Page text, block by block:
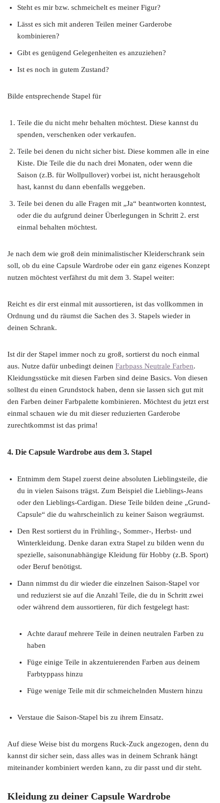
Steht es mir bzw. schmeichelt es meiner Figur?
Lässt es sich mit anderen Teilen meiner Garderobe
kombinieren?
Gibt es genügend Gelegenheiten es anzuziehen?
Ist es noch in gutem Zustand?
Bilde entsprechende Stapel für
Teile die du nicht mehr behalten möchtest. Diese kannst du
spenden, verschenken oder verkaufen.
Teile bei denen du nicht sicher bist. Diese kommen alle in eine
Kiste. Die Teile die du nach drei Monaten, oder wenn die
Saison (z.B. für Wollpullover) vorbei ist, nicht herausgeholt
hast, kannst du dann ebenfalls weggeben.
Teile bei denen du alle Fragen mit „Ja“ beantworten konntest,
oder die du aufgrund deiner Überlegungen in Schritt 2. erst
einmal behalten möchtest.
Je nach dem wie groß dein minimalistischer Kleiderschrank sein
soll, ob du eine Capsule Wardrobe oder ein ganz eigenes Konzept
nutzen möchtest verfährst du mit dem 3. Stapel weiter:
Reicht es dir erst einmal mit aussortieren, ist das vollkommen in
Ordnung und du räumst die Sachen des 3. Stapels wieder in
deinen Schrank.
Ist dir der Stapel immer noch zu groß, sortierst du noch einmal
aus. Nutze dafür unbedingt deinen Farbpass Neutrale Farben.
Kleidungsstücke mit diesen Farben sind deine Basics. Von diesen
solltest du einen Grundstock haben, denn sie lassen sich gut mit
den Farben deiner Farbpalette kombinieren. Möchtest du jetzt erst
einmal schauen wie du mit dieser reduzierten Garderobe
zurechtkommst ist das prima!
4. Die Capsule Wardrobe aus dem 3. Stapel
Entnimm dem Stapel zuerst deine absoluten Lieblingsteile, die
du in vielen Saisons trägst. Zum Beispiel die Lieblings-Jeans
oder den Lieblings-Cardigan. Diese Teile bilden deine „Grund-
Capsule“ die du wahrscheinlich zu keiner Saison wegräumst.
Den Rest sortierst du in Frühling-, Sommer-, Herbst- und
Winterkleidung. Denke daran extra Stapel zu bilden wenn du
spezielle, saisonunabhängige Kleidung für Hobby (z.B. Sport)
oder Beruf benötigst.
Dann nimmst du dir wieder die einzelnen Saison-Stapel vor
und reduzierst sie auf die Anzahl Teile, die du in Schritt zwei
oder während dem aussortieren, für dich festgelegt hast:
Achte darauf mehrere Teile in deinen neutralen Farben zu
haben
Füge einige Teile in akzentuierenden Farben aus deinem
Farbtyppass hinzu
Füge wenige Teile mit dir schmeichelnden Mustern hinzu
Verstaue die Saison-Stapel bis zu ihrem Einsatz.
Auf diese Weise bist du morgens Ruck-Zuck angezogen, denn du
kannst dir sicher sein, dass alles was in deinem Schrank hängt
miteinander kombiniert werden kann, zu dir passt und dir steht.
Kleidung zu deiner Capsule Wardrobe